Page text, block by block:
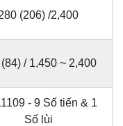
(206) /2,400
/ 1,450 ~ 2,400
- 9 Số tiến & 1
Số lùi